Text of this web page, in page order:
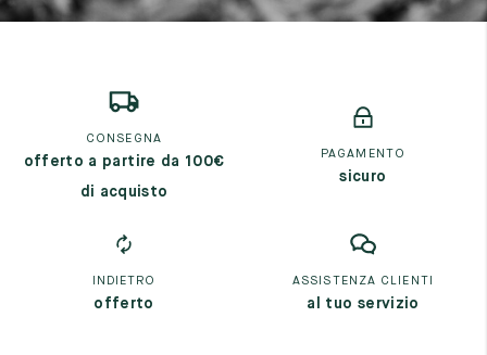
CONSEGNA
offerto a partire da 100€
di acquisto
PAGAMENTO
sicuro
INDIETRO
offerto
ASSISTENZA CLIENTI
al tuo servizio